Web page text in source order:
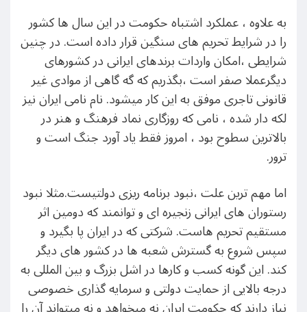
به علاوه ، عملکرد اشتباه حکومت در این سال ها کشور
را در شرایط تحریم های سنگین قرار داده است. در چنین
شرایطی ،امکان واردات برندهای ایرانی در کشورهای
دیگرعملا صفر است ،بگذریم که گه گاهی از موادی غیر
قانونی تاجری موفق به این کار میشود. نام نامی ایران نیز
لکه دار شده ، نامی که روزگاری نماد فرهنگ و هنر در
بالاترین سطوح بود ، امروز فقط یاد آورد جنگ است و
ترور.
اما مهم ترین علت ،نبود برنامه ریزی دولتیست.مثلا نبود
رستوران های ایرانی زنجیره ای و توانمند که دومین اثر
مستقیم تحریم هاست. شرکتی که در ایران پا بگیرد و
سپس شروع به گسترش شعبه ها در کشور های دیگر
کند. این گونه کسب و کارها در اشل بزرگ و بین المللی به
درجه بالایی از حمایت دولتی و سرمایه گذاری خصوصی